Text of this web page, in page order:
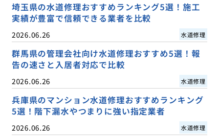
埼玉県の水道修理おすすめランキング5選！施工
実績が豊富で信頼できる業者を比較
2026.06.26 水道修理
群馬県の管理会社向け水道修理おすすめ5選！報
告の速さと入居者対応で比較
2026.06.26 水道修理
兵庫県のマンション水道修理おすすめランキング
5選！階下漏水やつまりに強い指定業者
2026.06.26 水道修理